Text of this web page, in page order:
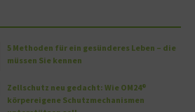
5 Methoden für ein gesünderes Leben – die
müssen Sie kennen
Zellschutz neu gedacht: Wie OM24®
körpereigene Schutzmechanismen